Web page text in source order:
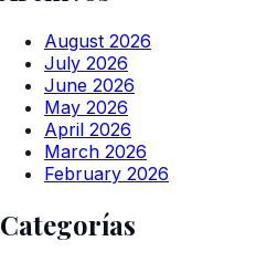
August 2026
July 2026
June 2026
May 2026
April 2026
March 2026
February 2026
Categorías